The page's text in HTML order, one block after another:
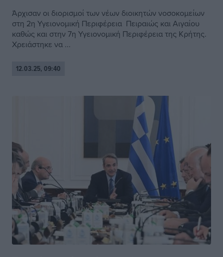
Άρχισαν οι διορισμοί των νέων διοικητών νοσοκομείων
στη 2η Υγειονομική Περιφέρεια Πειραιώς και Αιγαίου
καθώς και στην 7η Υγειονομική Περιφέρεια της Κρήτης.
Χρειάστηκε να ...
12.03.25, 09:40